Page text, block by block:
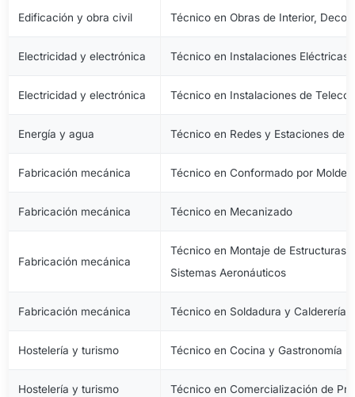
Edificación y obra civil Técnico en Obras de Interior,
Electricidad y electrónica Técnico en Instalaciones Eléctricas
Electricidad y electrónica Técnico en Instalaciones de
Energía y agua Técnico en Redes y Estaciones de
Fabricación mecánica Técnico en Conformado por
Fabricación mecánica Técnico en Mecanizado
Fabricación mecánica
Técnico en Montaje de Estructuras
Sistemas Aeronáuticos
Fabricación mecánica Técnico en Soldadura y Calderería
Hostelería y turismo Técnico en Cocina y Gastronomía
Hostelería y turismo Técnico en Comercialización de